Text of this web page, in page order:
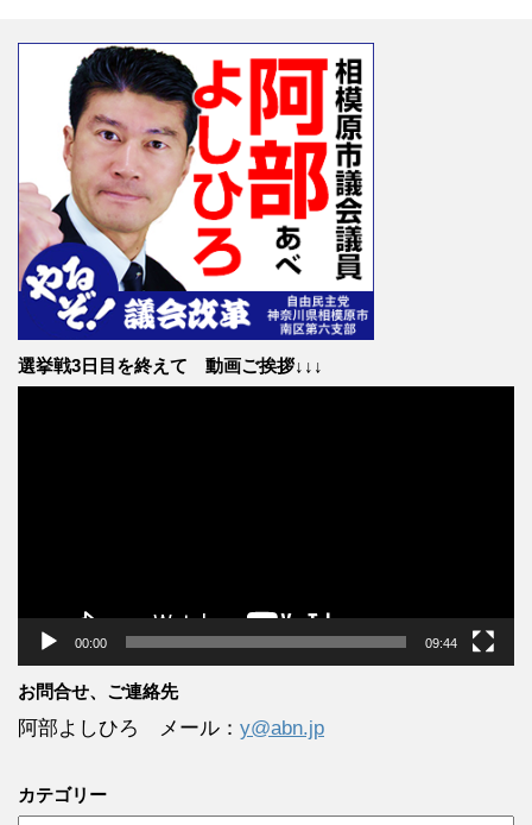
選挙戦3日目を終えて 動画ご挨拶↓↓↓
00:00 09:44
お問合せ、ご連絡先
阿部よしひろ メール： y@abn.jp
カテゴリー